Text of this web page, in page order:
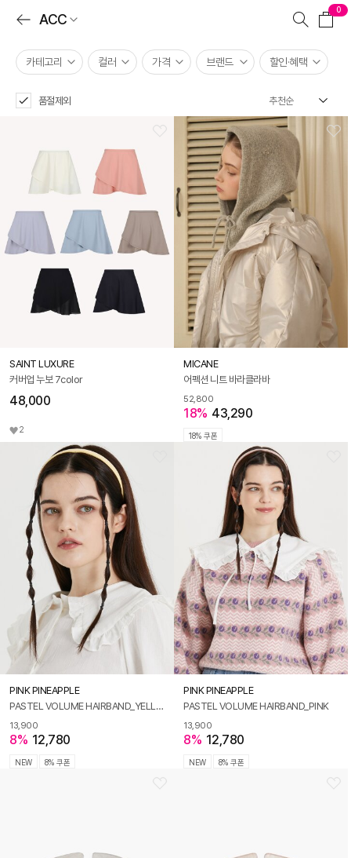
ACC
0
카테고리 컬러 가격 브랜드 할인·혜택
품절제외
SAINT LUXURE
커버업 누보 7color
48,000
2
MICANE
어펙션 니트 바라클라바
52,800
18% 43,290
18% 쿠폰
PINK PINEAPPLE
PASTEL VOLUME HAIRBAND_YELLOW
13,900
8% 12,780
NEW 8% 쿠폰
PINK PINEAPPLE
PASTEL VOLUME HAIRBAND_PINK
13,900
8% 12,780
NEW 8% 쿠폰